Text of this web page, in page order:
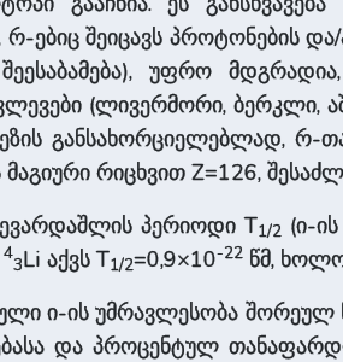
ებიც შეიცავს პროტონების
უფრო
(ლივერმორი, ბერკლი,
განსახორციელებლად, რ-
რიცხვით Z=126,
პერიოდი T1/2 (ი-
4
3Li აქვს T1/2=0,9×10-22 წმ,
ი-ის უმრავლესობა შორეულ
და პროცენტულ